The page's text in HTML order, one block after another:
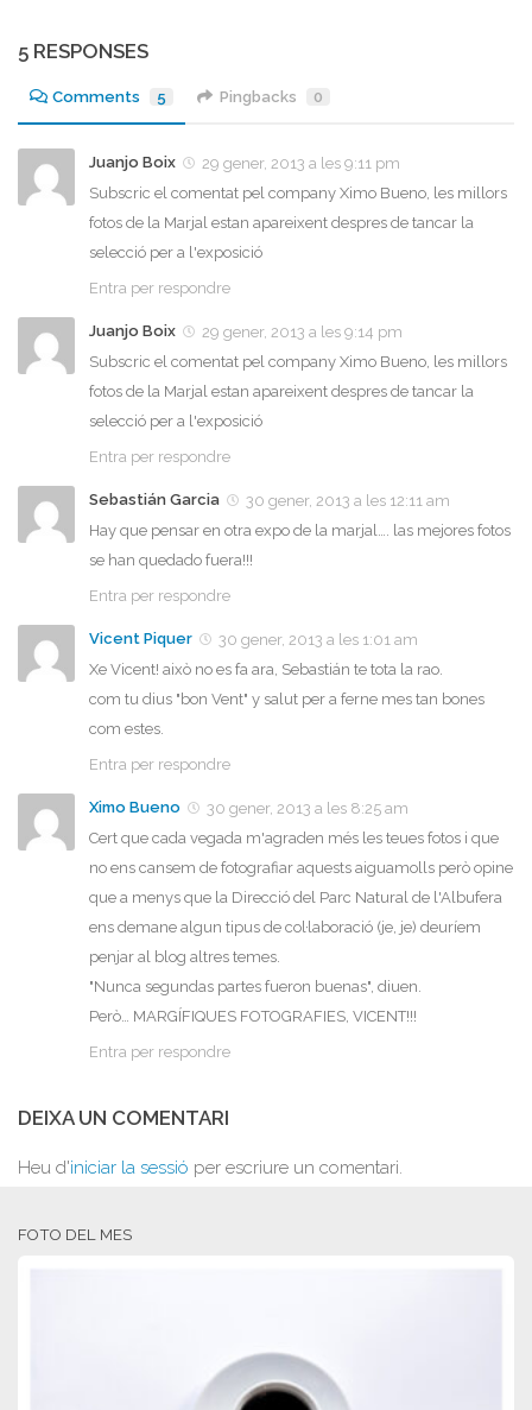
5 RESPONSES
Comments 5 Pingbacks 0
Juanjo Boix
29 gener, 2013 a les 9:11 pm
Subscric el comentat pel company Ximo Bueno, les millors
fotos de la Marjal estan apareixent despres de tancar la
selecció per a l'exposició
Entra per respondre
Juanjo Boix
29 gener, 2013 a les 9:14 pm
Subscric el comentat pel company Ximo Bueno, les millors
fotos de la Marjal estan apareixent despres de tancar la
selecció per a l'exposició
Entra per respondre
Sebastián Garcia
30 gener, 2013 a les 12:11 am
Hay que pensar en otra expo de la marjal…. las mejores fotos
se han quedado fuera!!!
Entra per respondre
Vicent Piquer
30 gener, 2013 a les 1:01 am
Xe Vicent! això no es fa ara, Sebastián te tota la rao.
com tu dius "bon Vent" y salut per a ferne mes tan bones
com estes.
Entra per respondre
Ximo Bueno
30 gener, 2013 a les 8:25 am
Cert que cada vegada m'agraden més les teues fotos i que
no ens cansem de fotografiar aquests aiguamolls però opine
que a menys que la Direcció del Parc Natural de l'Albufera
ens demane algun tipus de col·laboració (je, je) deuríem
penjar al blog altres temes.
"Nunca segundas partes fueron buenas", diuen.
Però… MARGÍFIQUES FOTOGRAFIES, VICENT!!!
Entra per respondre
DEIXA UN COMENTARI
Heu d'iniciar la sessió per escriure un comentari.
FOTO DEL MES